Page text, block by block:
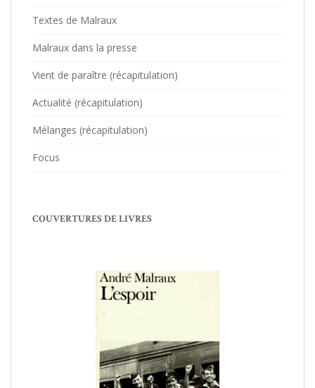
Textes de Malraux
Malraux dans la presse
Vient de paraître (récapitulation)
Actualité (récapitulation)
Mélanges (récapitulation)
Focus
COUVERTURES DE LIVRES